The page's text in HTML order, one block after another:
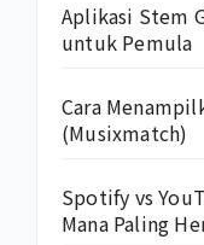
Aplikasi Stem
untuk Pemula
Cara
(Musixmatch)
Spotify vs
Mana Paling